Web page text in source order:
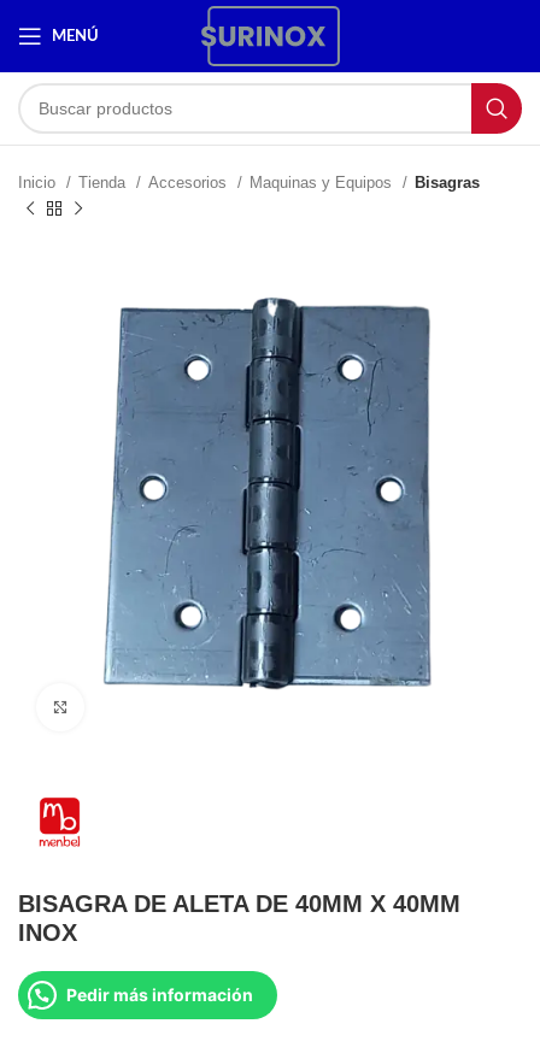
MENÚ
Inicio Tienda Accesorios Maquinas y Equipos Bisagras
BISAGRA DE ALETA DE 40MM X 40MM
INOX
Pedir más información